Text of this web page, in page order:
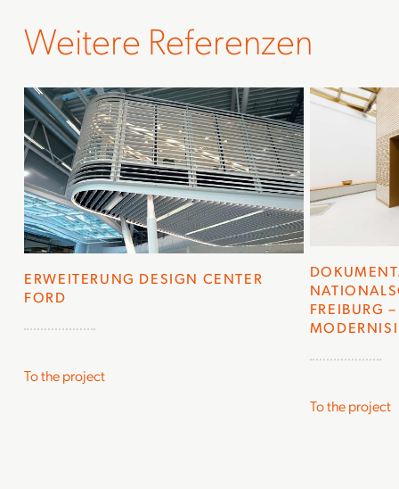
Weitere Referenzen
ERWEITERUNG DESIGN CENTER
FORD
To the project
FREIBURG
To the project